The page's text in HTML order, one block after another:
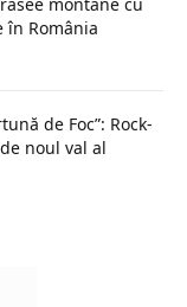
în România
de Foc”: Rock-
noul val al